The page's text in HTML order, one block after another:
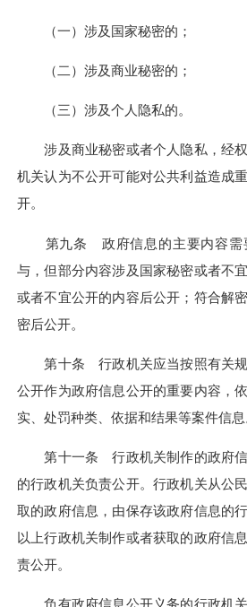
（一）涉及国家秘密的；
（二）涉及商业秘密的；
（三）涉及个人隐私的。
涉及商业秘密或者个人隐私，经权
机关认为不公开可能对公共利益造成
开。
第九条 政府信息的主要内容需
与，但部分内容涉及国家秘密或者不
或者不宜公开的内容后公开；符合解
密后公开。
第十条 行政机关应当按照有关规
公开作为政府信息公开的重要内容，
实、处罚种类、依据和结果等案件信息
第十一条 行政机关制作的政府信
的行政机关负责公开。行政机关从公
取的政府信息，由保存该政府信息的
以上行政机关制作或者获取的政府信
责公开。